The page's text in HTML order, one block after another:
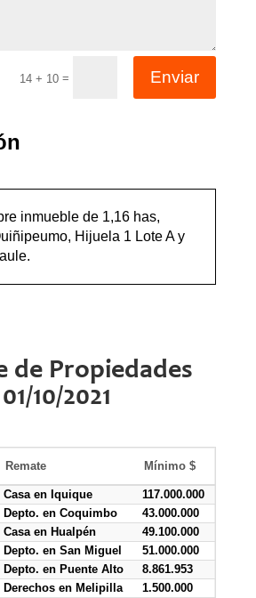
14 + 10 = Enviar
inmueble de 1,16 has,
Hijuela 1 Lote A y
de Propiedades
01/10/2021
Remate Mínimo $
Casa en Iquique
117.000.000
Depto. en Coquimbo
43.000.000
Casa en Hualpén
49.100.000
Depto. en San Miguel
51.000.000
Depto. en Puente Alto
8.861.953
Derechos en Melipilla
1.500.000